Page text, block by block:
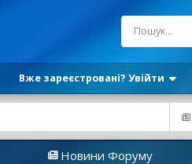
Вже зареєстровані? Увійти
Форуму